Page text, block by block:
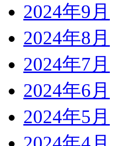
2024年9月
2024年8月
2024年7月
2024年6月
2024年5月